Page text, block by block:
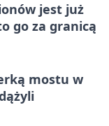
jest już
go za granicą
mostu w